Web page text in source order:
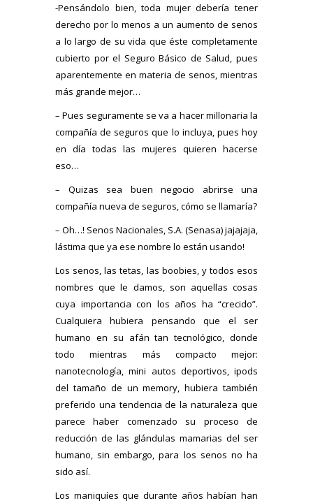
-Pensándolo bien, toda mujer debería tener
derecho por lo menos a un aumento de senos
a lo largo de su vida que éste completamente
cubierto por el Seguro Básico de Salud, pues
aparentemente en materia de senos, mientras
más grande mejor…
– Pues seguramente se va a hacer millonaria la
compañía de seguros que lo incluya, pues hoy
en día todas las mujeres quieren hacerse
eso…
– Quizas sea buen negocio abrirse una
compañía nueva de seguros, cómo se llamaría?
– Oh…! Senos Nacionales, S.A. (Senasa) jajajaja,
lástima que ya ese nombre lo están usando!
Los senos, las tetas, las boobies, y todos esos
nombres que le damos, son aquellas cosas
cuya importancia con los años ha “crecido”.
Cualquiera hubiera pensando que el ser
humano en su afán tan tecnológico, donde
todo mientras más compacto mejor:
nanotecnología, mini autos deportivos, ipods
del tamaño de un memory, hubiera también
preferido una tendencia de la naturaleza que
parece haber comenzado su proceso de
reducción de las glándulas mamarias del ser
humano, sin embargo, para los senos no ha
sido así.
Los maniquíes que durante años habían han